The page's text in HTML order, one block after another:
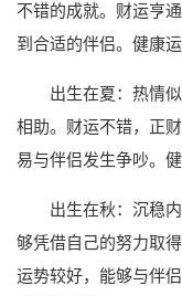
不错的成就。财运亨
到合适的伴侣。健康
出生在夏：热情
相助。财运不错，正
易与伴侣发生争吵。
出生在秋：沉稳
够凭借自己的努力取
运势较好，能够与伴